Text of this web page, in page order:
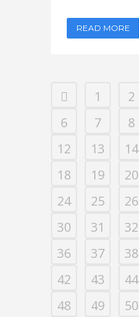
READ MORE
1 2
6
7 8
12
13 14
18
19 20
24
25 26
30
31 32
36
37 38
42
43 44
48
49 50